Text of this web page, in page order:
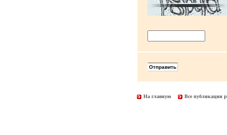
На главную Все публикации